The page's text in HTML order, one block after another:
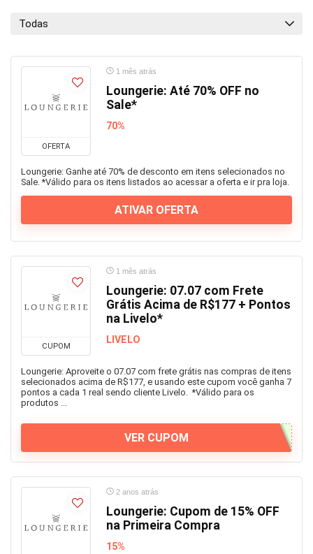
Todas
OFERTA
1 mês atrás
Loungerie: Até 70% OFF no
Sale*
70%
Loungerie: Ganhe até 70% de desconto em itens selecionados no
Sale. *Válido para os itens listados ao acessar a oferta e ir pra loja.
ATIVAR OFERTA
CUPOM
1 mês atrás
Loungerie: 07.07 com Frete
Grátis Acima de R$177 + Pontos
na Livelo*
LIVELO
Loungerie: Aproveite o 07.07 com frete grátis nas compras de itens
selecionados acima de R$177, e usando este cupom você ganha 7
pontos a cada 1 real sendo cliente Livelo. *Válido para os
produtos ...
VER CUPOM
2 anos atrás
Loungerie: Cupom de 15% OFF
na Primeira Compra
15%